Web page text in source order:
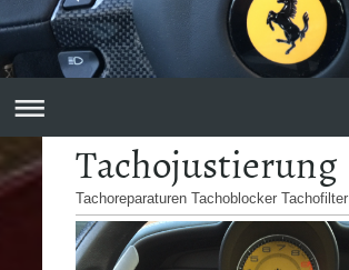
Tachojustierung
Tachoreparaturen Tachoblocker Tachofilter